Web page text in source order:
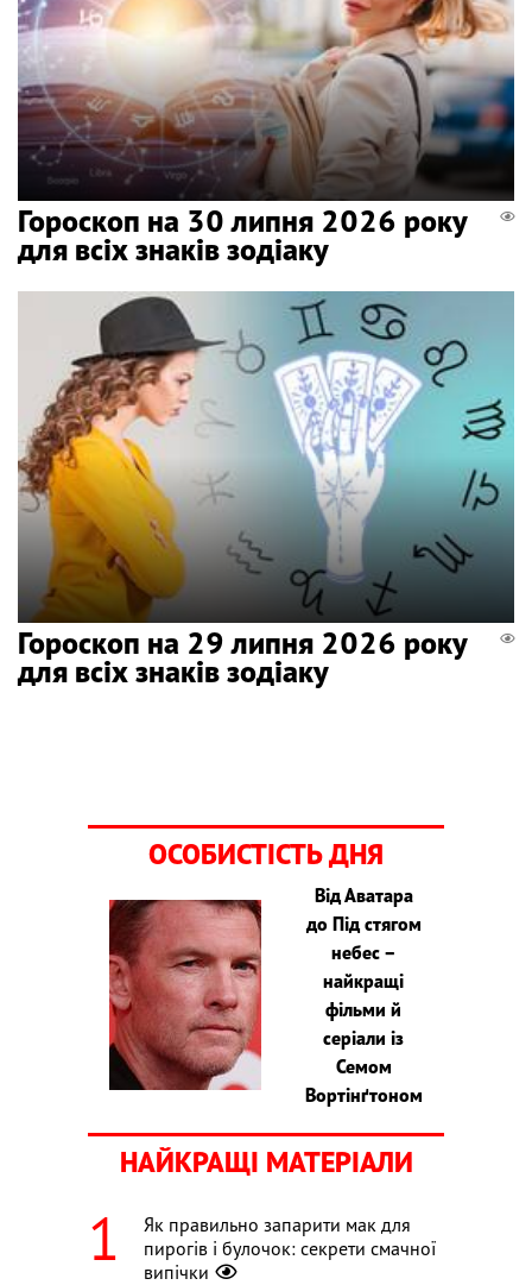
Гороскоп на 30 липня 2026 року
для всіх знаків зодіаку
Гороскоп на 29 липня 2026 року
для всіх знаків зодіаку
ОСОБИСТІСТЬ ДНЯ
Від Аватара
до Під стягом
небес –
найкращі
фільми й
серіали із
Семом
Вортінґтоном
НАЙКРАЩІ МАТЕРІАЛИ
Як правильно запарити мак для
пирогів і булочок: секрети смачної
випічки